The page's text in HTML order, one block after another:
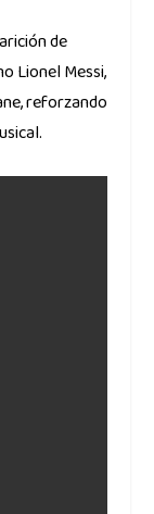
de
Lionel Messi,
reforzando